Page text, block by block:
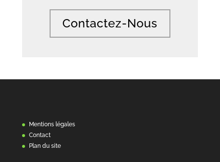
Contactez-Nous
Mentions légales
Contact
Plan du site